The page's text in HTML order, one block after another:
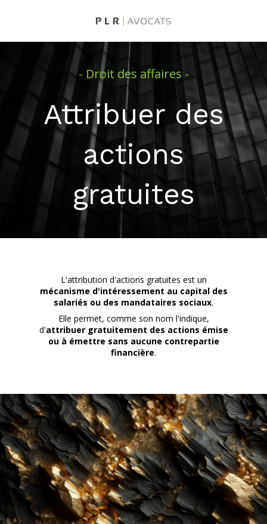
- Droit des affaires -
Attribuer des
actions
gratuites
L'attribution d'actions gratuites est un
mécanisme d'intéressement au capital des
salariés ou des mandataires sociaux.
Elle permet, comme son nom l'indique,
d'attribuer gratuitement des actions émise
ou à émettre sans aucune contrepartie
financière.